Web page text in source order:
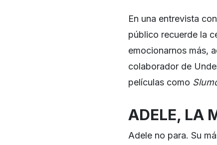
En una entrevista
público recuerde la
emocionarnos más,
colaborador de
películas como
ADELE, LA
Adele no para. Su